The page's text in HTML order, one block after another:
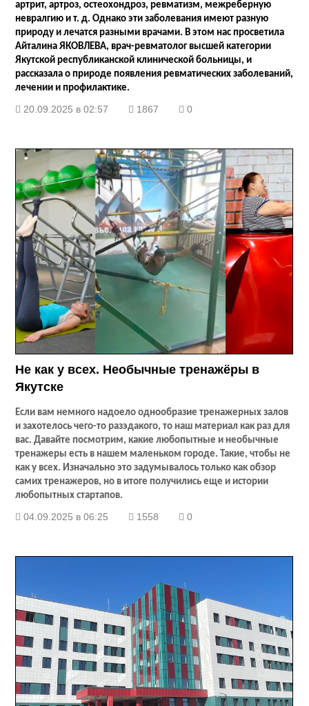
артрит, артроз, остеохондроз, ревматизм, межреберную
невралгию и т. д. Однако эти заболевания имеют разную
природу и лечатся разными врачами. В этом нас просветила
Айталина ЯКОВЛЕВА, врач-ревматолог высшей категории
Якутской республиканской клинической больницы, и
рассказала о природе появления ревматических заболеваний,
лечении и профилактике.
20.09.2025 в 02:57 1867 0
Не как у всех. Необычные тренажёры в
Якутске
Если вам немного надоело однообразие тренажерных залов
и захотелось чего-то разэдакого, то наш материал как раз для
вас. Давайте посмотрим, какие любопытные и необычные
тренажеры есть в нашем маленьком городе. Такие, чтобы не
как у всех. Изначально это задумывалось только как обзор
самих тренажеров, но в итоге получились еще и истории
любопытных стартапов.
04.09.2025 в 06:25 1558 0